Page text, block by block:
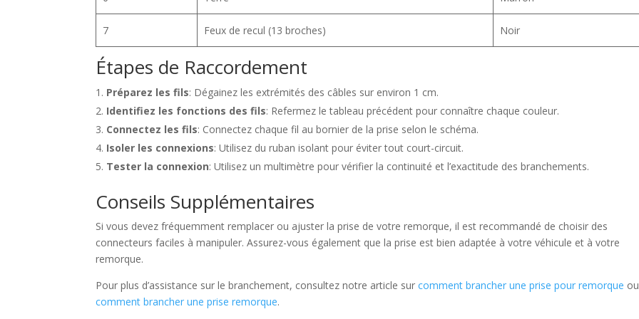
7 Feux de recul (13 broches) Noir
Étapes de Raccordement
Préparez les fils: Dégainez les extrémités des câbles sur environ 1 cm.
Identifiez les fonctions des fils: Refermez le tableau précédent pour connaître chaque couleur.
Connectez les fils: Connectez chaque fil au bornier de la prise selon le schéma.
Isoler les connexions: Utilisez du ruban isolant pour éviter tout court-circuit.
Tester la connexion: Utilisez un multimètre pour vérifier la continuité et l’exactitude des branchements.
Conseils Supplémentaires
Si vous devez fréquemment remplacer ou ajuster la prise de votre remorque, il est recommandé de choisir des
connecteurs faciles à manipuler. Assurez-vous également que la prise est bien adaptée à votre véhicule et à votre
remorque.
Pour plus d’assistance sur le branchement, consultez notre article surcomment brancher une prise pour remorque ou
comment brancher une prise remorque.